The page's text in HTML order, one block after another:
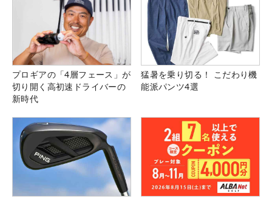
プロギアの「4層フェース」が
切り開く高初速ドライバーの
新時代
猛暑を乗り切る！ こだわり機
能派パンツ4選